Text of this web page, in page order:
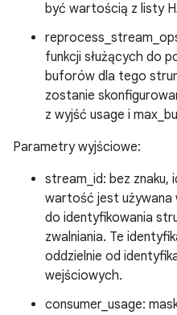
być wartością z listy
funkcji służących do
buforów dla tego
zostanie
z wyjść usage i
Parametry wyjściowe:
stream_id: bez znaku,
wartość jest używana
do identyfikowania
zwalniania. Te
oddzielnie od
wejściowych.
consumer_usage: